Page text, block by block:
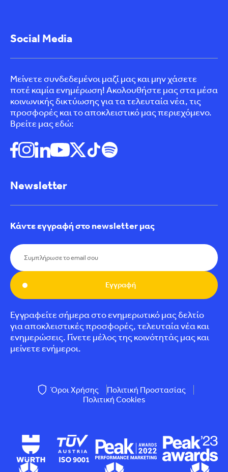
Social Media
Μείνετε συνδεδεμένοι μαζί μας και μην χάσετε
ποτέ καμία ενημέρωση! Ακολουθήστε μας στα μέσα
κοινωνικής δικτύωσης για τα τελευταία νέα, τις
προσφορές και το αποκλειστικό μας περιεχόμενο.
Βρείτε μας εδώ:
Newsletter
Κάντε εγγραφή στο newsletter μας
Εγγραφή
Εγγραφείτε σήμερα στο ενημερωτικό μας δελτίο
για αποκλειστικές προσφορές, τελευταία νέα και
ενημερώσεις. Γίνετε μέλος της κοινότητάς μας και
μείνετε ενήμεροι.
Όροι Χρήσης
Πολιτική Προστασίας
Πολιτική Cookies